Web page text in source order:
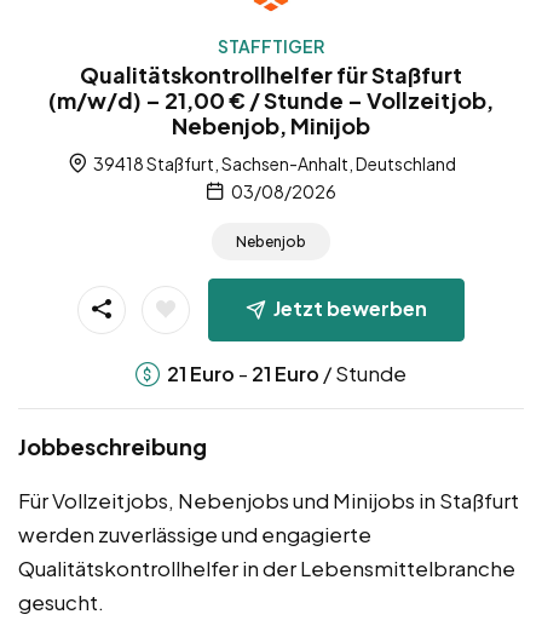
STAFFTIGER
Qualitätskontrollhelfer für Staßfurt
(m/w/d) – 21,00 € / Stunde – Vollzeitjob,
Nebenjob, Minijob
39418 Staßfurt, Sachsen-Anhalt, Deutschland
03/08/2026
Nebenjob
Jetzt bewerben
21 Euro - 21 Euro / Stunde
Jobbeschreibung
Für Vollzeitjobs, Nebenjobs und Minijobs in Staßfurt
werden zuverlässige und engagierte
Qualitätskontrollhelfer in der Lebensmittelbranche
gesucht.